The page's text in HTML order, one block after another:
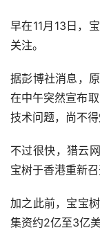
早在11月13日，
关注。
据彭博社消息，
在中午突然宣布
技术问题，尚不得
不过很快，猎云
宝树于香港重新
加之此前，宝宝
集资约2亿至3亿